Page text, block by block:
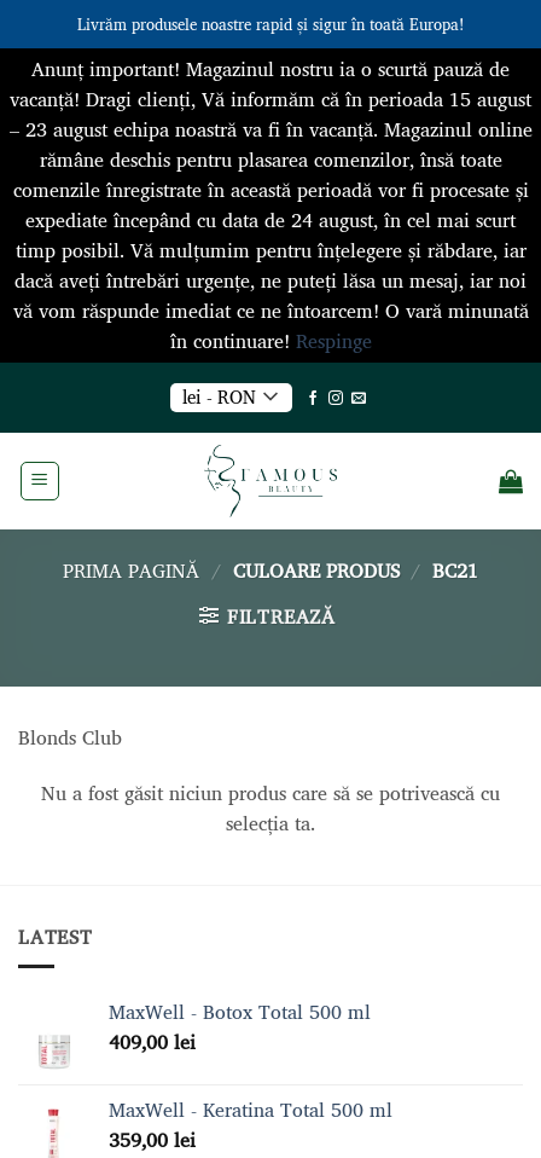
Livrăm produsele noastre rapid și sigur în toată Europa!
Anunț important! Magazinul nostru ia o scurtă pauză de
vacanță! Dragi clienți, Vă informăm că în perioada 15 august
– 23 august echipa noastră va fi în vacanță. Magazinul online
rămâne deschis pentru plasarea comenzilor, însă toate
comenzile înregistrate în această perioadă vor fi procesate și
expediate începând cu data de 24 august, în cel mai scurt
timp posibil. Vă mulțumim pentru înțelegere și răbdare, iar
dacă aveți întrebări urgențe, ne puteți lăsa un mesaj, iar noi
vă vom răspunde imediat ce ne întoarcem! O vară minunată
în continuare! Respinge
content
lei - RON
PRIMA PAGINĂ / CULOARE PRODUS / BC21
FILTREAZĂ
Blonds Club
Nu a fost găsit niciun produs care să se potrivească cu
selecția ta.
LATEST
MaxWell - Botox Total 500 ml
409,00lei
MaxWell - Keratina Total 500 ml
359,00lei